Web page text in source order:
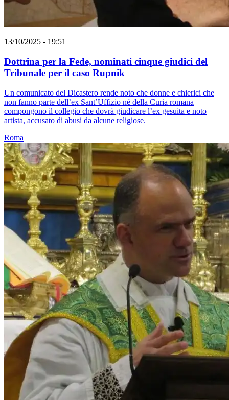
13/10/2025 - 19:51
Dottrina per la Fede, nominati cinque giudici del
Tribunale per il caso Rupnik
Un comunicato del Dicastero rende noto che donne e chierici che
non fanno parte dell’ex Sant’Uffizio né della Curia romana
compongono il collegio che dovrà giudicare l’ex gesuita e noto
artista, accusato di abusi da alcune religiose.
Roma